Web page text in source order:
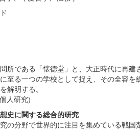
所である「懐徳堂」と、大正時代に再
至る一つの学校として捉え、その全容
解明する。
人研究)
史に関する総合的研究
の分野で世界的に注目を集めている戦